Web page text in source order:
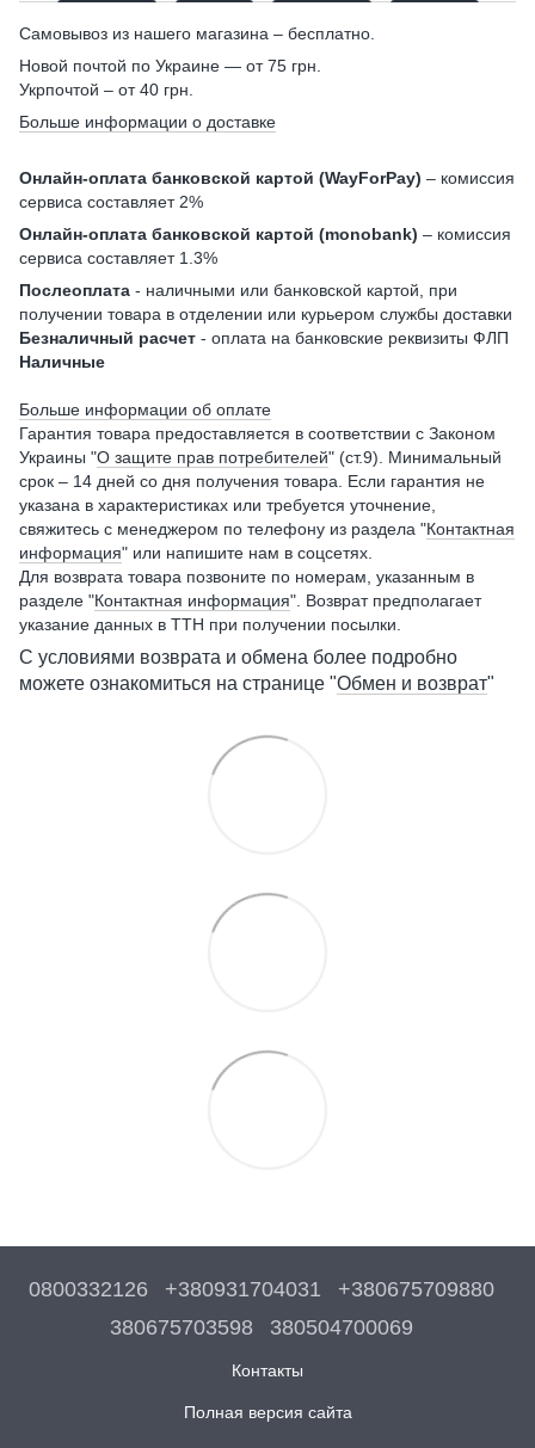
Самовывоз из нашего магазина – бесплатно.
Новой почтой по Украине — от 75 грн.
Укрпочтой – от 40 грн.
Больше информации о доставке
Онлайн-оплата банковской картой (WayForPay) – комиссия
сервиса составляет 2%
Онлайн-оплата банковской картой (monobank) – комиссия
сервиса составляет 1.3%
Послеоплата - наличными или банковской картой, при
получении товара в отделении или курьером службы доставки
Безналичный расчет - оплата на банковские реквизиты ФЛП
Наличные
Больше информации об оплате
Гарантия товара предоставляется в соответствии с Законом
Украины "О защите прав потребителей" (ст.9). Минимальный
срок – 14 дней со дня получения товара. Если гарантия не
указана в характеристиках или требуется уточнение,
свяжитесь с менеджером по телефону из раздела "Контактная
информация" или напишите нам в соцсетях.
Для возврата товара позвоните по номерам, указанным в
разделе "Контактная информация". Возврат предполагает
указание данных в ТТН при получении посылки.
С условиями возврата и обмена более подробно
можете ознакомиться на странице "Обмен и возврат"
0800332126 +380931704031
+380675709880
380675703598
380504700069
Контакты
Полная версия сайта